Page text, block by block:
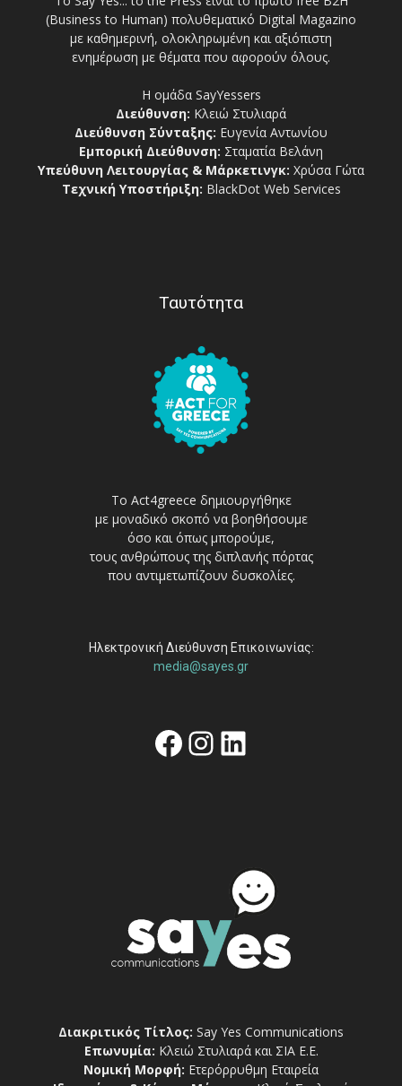
(Business to Human) πολυθεματικό Digital Magazino
με καθημερινή, ολοκληρωμένη και αξιόπιστη
ενημέρωση με θέματα που αφορούν όλους.
Η ομάδα SayYessers
Διεύθυνση: Κλειώ Στυλιαρά
Διεύθυνση Σύνταξης: Ευγενία Αντωνίου
Εμπορική Διεύθυνση: Σταματία Βελάνη
Υπεύθυνη Λειτουργίας & Μάρκετινγκ: Χρύσα Γώτα
Τεχνική Υποστήριξη: BlackDot Web Services
Ταυτότητα
Το Act4greece δημιουργήθηκε
με μοναδικό σκοπό να βοηθήσουμε
όσο και όπως μπορούμε,
τους ανθρώπους της διπλανής πόρτας
που αντιμετωπίζουν δυσκολίες.
Ηλεκτρονική Διεύθυνση Επικοινωνίας:
media@sayes.gr
Facebook
Instagram
Linkedin
Διακριτικός Τίτλος: Say Yes Communications
Επωνυμία: Κλειώ Στυλιαρά και ΣΙΑ Ε.Ε.
Νομική Μορφή: Ετερόρρυθμη Εταιρεία